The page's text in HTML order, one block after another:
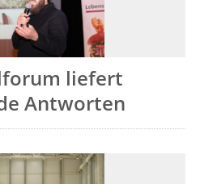
liefert
Antworten